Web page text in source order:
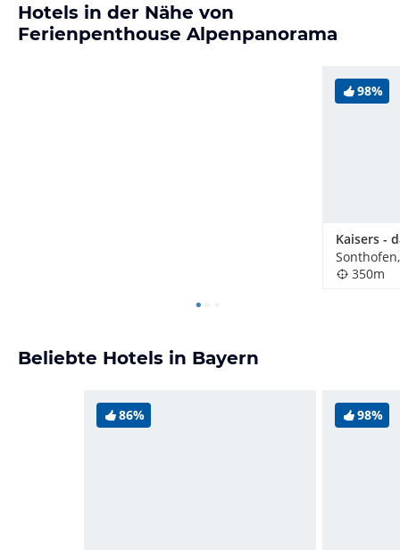
Hotels in der Nähe von
Ferienpenthouse Alpenpanorama
98%
350m
Beliebte Hotels in Bayern
86% 98%